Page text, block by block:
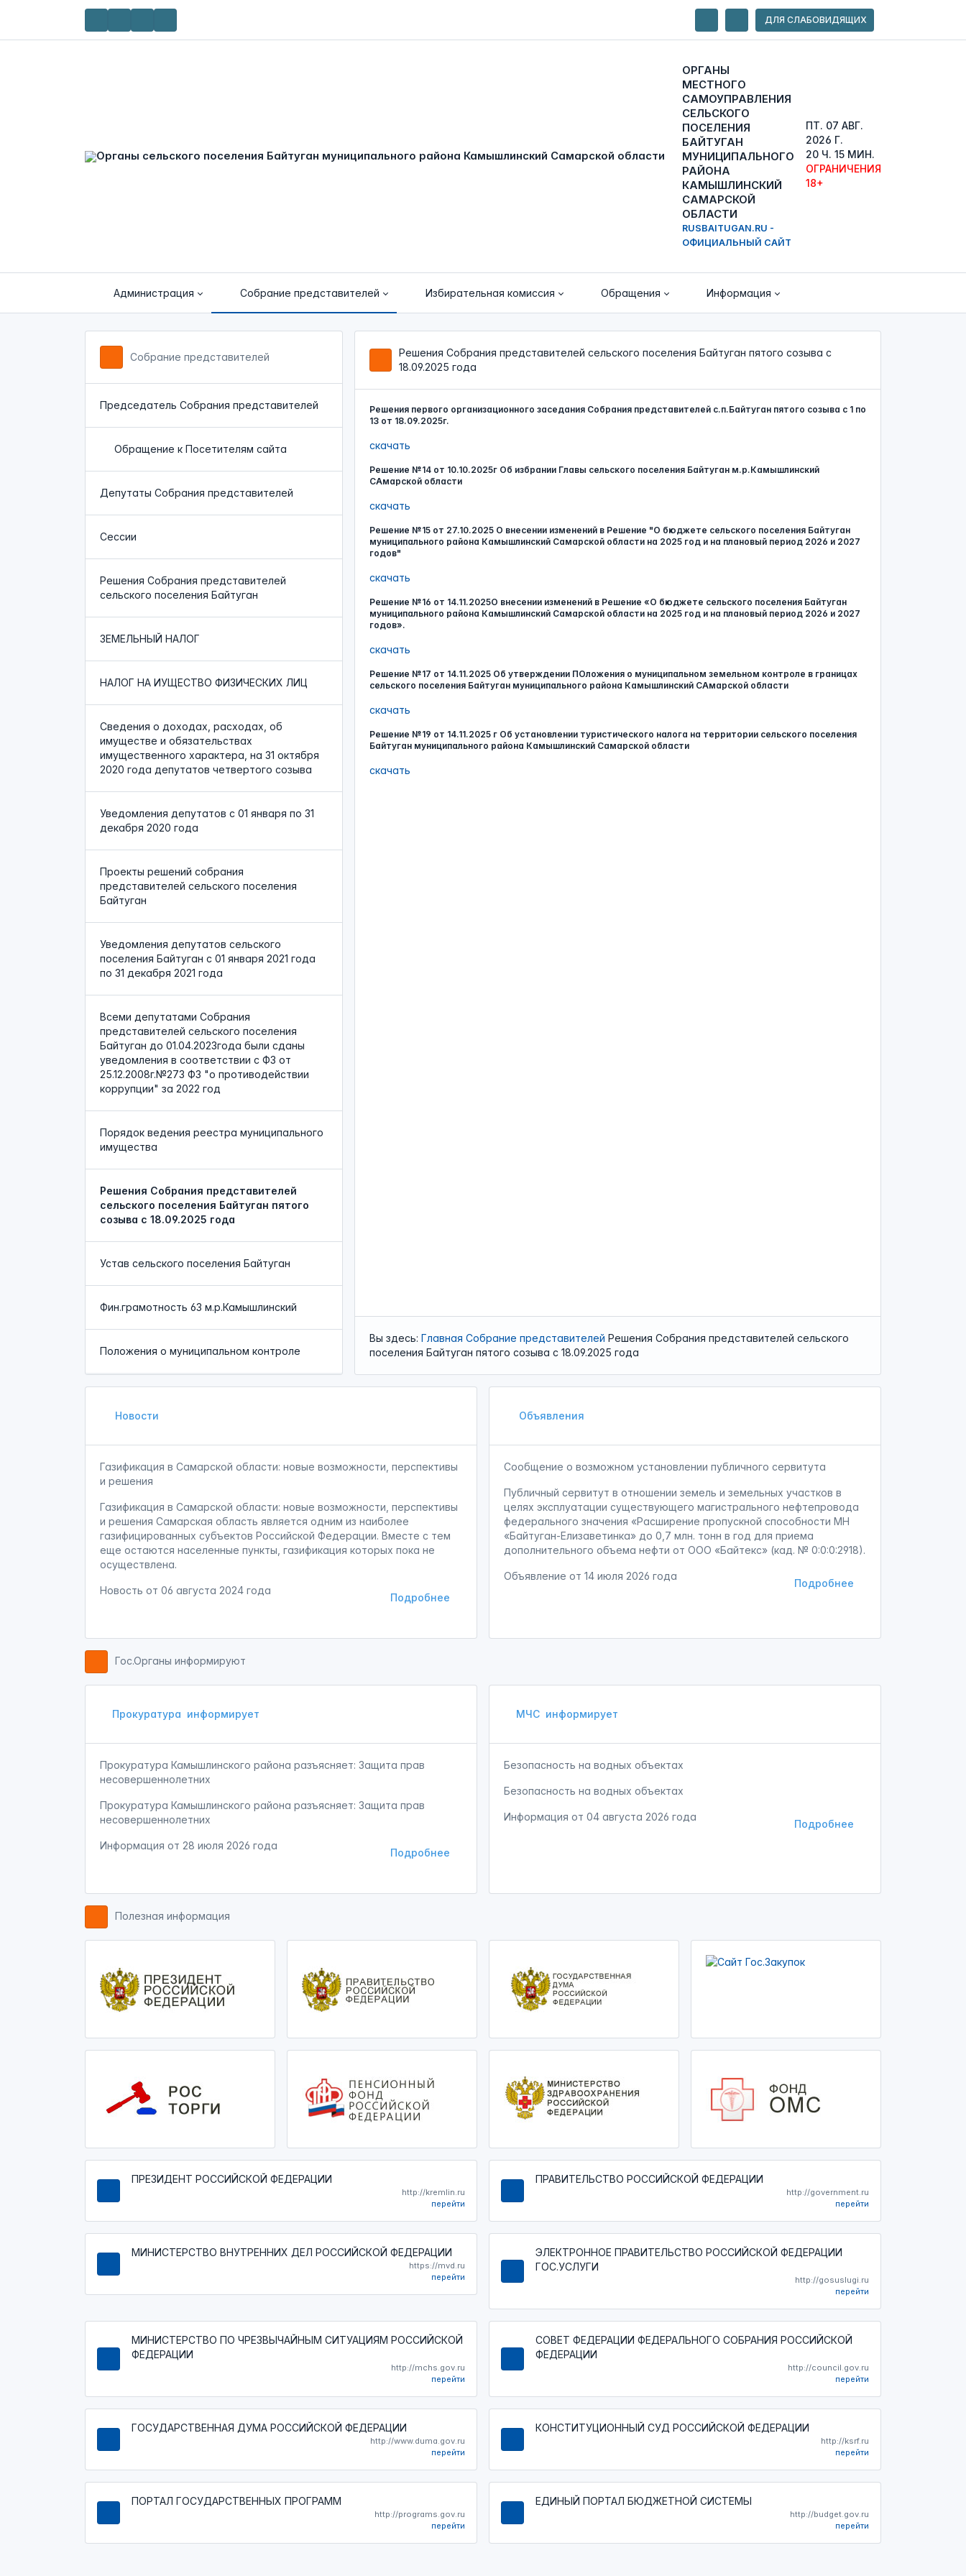
ДЛЯ СЛАБОВИДЯЩИХ
ОРГАНЫ
МЕСТНОГО
САМОУПРАВЛЕНИЯ
СЕЛЬСКОГО
ПОСЕЛЕНИЯ
БАЙТУГАН
МУНИЦИПАЛЬНОГО
РАЙОНА
КАМЫШЛИНСКИЙ
САМАРСКОЙ
ОБЛАСТИ
RUSBAITUGAN.RU -
ОФИЦИАЛЬНЫЙ САЙТ
ПТ. 07 АВГ.
2026 Г.
20 Ч. 15 МИН.
ОГРАНИЧЕНИЯ
18+
Администрация Собрание представителей Избирательная комиссия Обращения Информация
Собрание представителей
Председатель Собрания представителей
Обращение к Посетителям сайта
Депутаты Собрания представителей
Сессии
Решения Собрания представителей
сельского поселения Байтуган
ЗЕМЕЛЬНЫЙ НАЛОГ
НАЛОГ НА ИУЩЕСТВО ФИЗИЧЕСКИХ ЛИЦ
Сведения о доходах, расходах, об
имуществе и обязательствах
имущественного характера, на 31 октября
2020 года депутатов четвертого созыва
Уведомления депутатов с 01 января по 31
декабря 2020 года
Проекты решений собрания
представителей сельского поселения
Байтуган
Уведомления депутатов сельского
поселения Байтуган с 01 января 2021 года
по 31 декабря 2021 года
Всеми депутатами Собрания
представителей сельского поселения
Байтуган до 01.04.2023года были сданы
уведомления в соответствии с ФЗ от
25.12.2008г.№273 ФЗ "о противодействии
коррупции" за 2022 год
Порядок ведения реестра муниципального
имущества
Решения Собрания представителей
сельского поселения Байтуган пятого
созыва с 18.09.2025 года
Устав сельского поселения Байтуган
Фин.грамотность 63 м.р.Камышлинский
Положения о муниципальном контроле
Решения Собрания представителей сельского поселения Байтуган пятого созыва с
18.09.2025 года
Решения первого организационного заседания Собрания представителей с.п.Байтуган пятого созыва с 1 по
13 от 18.09.2025г.
скачать
Решение №14 от 10.10.2025г Об избрании Главы сельского поселения Байтуган м.р.Камышлинский
САмарской области
скачать
Решение №15 от 27.10.2025 О внесении изменений в Решение "О бюджете сельского поселения Байтуган
муниципального района Камышлинский Самарской области на 2025 год и на плановый период 2026 и 2027
годов"
скачать
Решение №16 от 14.11.2025О внесении изменений в Решение «О бюджете сельского поселения Байтуган
муниципального района Камышлинский Самарской области на 2025 год и на плановый период 2026 и 2027
годов».
скачать
Решение №17 от 14.11.2025 Об утверждении ПОложения о муниципальном земельном контроле в границах
сельского поселения Байтуган муниципального района Камышлинский САмарской области
скачать
Решение №19 от 14.11.2025 г Об установлении туристического налога на территории сельского поселения
Байтуган муниципального района Камышлинский Самарской области
скачать
Вы здесь: Главная Собрание представителей Решения Собрания представителей сельского
поселения Байтуган пятого созыва с 18.09.2025 года
Новости
Газификация в Самарской области: новые возможности, перспективы
и решения
Газификация в Самарской области: новые возможности, перспективы
и решения Самарская область является одним из наиболее
газифицированных субъектов Российской Федерации. Вместе с тем
еще остаются населенные пункты, газификация которых пока не
осуществлена.
Подробнее
Новость от 06 августа 2024 года
Объявления
Сообщение о возможном установлении публичного сервитута
Публичный сервитут в отношении земель и земельных участков в
целях эксплуатации существующего магистрального нефтепровода
федерального значения «Расширение пропускной способности МН
«Байтуган-Елизаветинка» до 0,7 млн. тонн в год для приема
дополнительного объема нефти от ООО «Байтекс» (кад. № 0:0:0:2918).
Подробнее
Объявление от 14 июля 2026 года
Гос.Органы информируют
Прокуратура информирует
Прокуратура Камышлинского района разъясняет: Защита прав
несовершеннолетних
Прокуратура Камышлинского района разъясняет: Защита прав
несовершеннолетних
Подробнее
Информация от 28 июля 2026 года
МЧС информирует
Безопасность на водных объектах
Безопасность на водных объектах
Подробнее
Информация от 04 августа 2026 года
Полезная информация
ПРЕЗИДЕНТ РОССИЙСКОЙ ФЕДЕРАЦИИ
http://kremlin.ru
перейти
ПРАВИТЕЛЬСТВО РОССИЙСКОЙ ФЕДЕРАЦИИ
http://government.ru
перейти
МИНИСТЕРСТВО ВНУТРЕННИХ ДЕЛ РОССИЙСКОЙ ФЕДЕРАЦИИ
https://mvd.ru
перейти
ЭЛЕКТРОННОЕ ПРАВИТЕЛЬСТВО РОССИЙСКОЙ ФЕДЕРАЦИИ
ГОС.УСЛУГИ
http://gosuslugi.ru
перейти
МИНИСТЕРСТВО ПО ЧРЕЗВЫЧАЙНЫМ СИТУАЦИЯМ РОССИЙСКОЙ
ФЕДЕРАЦИИ
http://mchs.gov.ru
перейти
СОВЕТ ФЕДЕРАЦИИ ФЕДЕРАЛЬНОГО СОБРАНИЯ РОССИЙСКОЙ
ФЕДЕРАЦИИ
http://council.gov.ru
перейти
ГОСУДАРСТВЕННАЯ ДУМА РОССИЙСКОЙ ФЕДЕРАЦИИ
http://www.duma.gov.ru
перейти
КОНСТИТУЦИОННЫЙ СУД РОССИЙСКОЙ ФЕДЕРАЦИИ
http://ksrf.ru
перейти
ПОРТАЛ ГОСУДАРСТВЕННЫХ ПРОГРАММ
http://programs.gov.ru
перейти
ЕДИНЫЙ ПОРТАЛ БЮДЖЕТНОЙ СИСТЕМЫ
http://budget.gov.ru
перейти